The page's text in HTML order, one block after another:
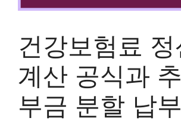
건강보험료 정
계산 공식과
부금 분할 납